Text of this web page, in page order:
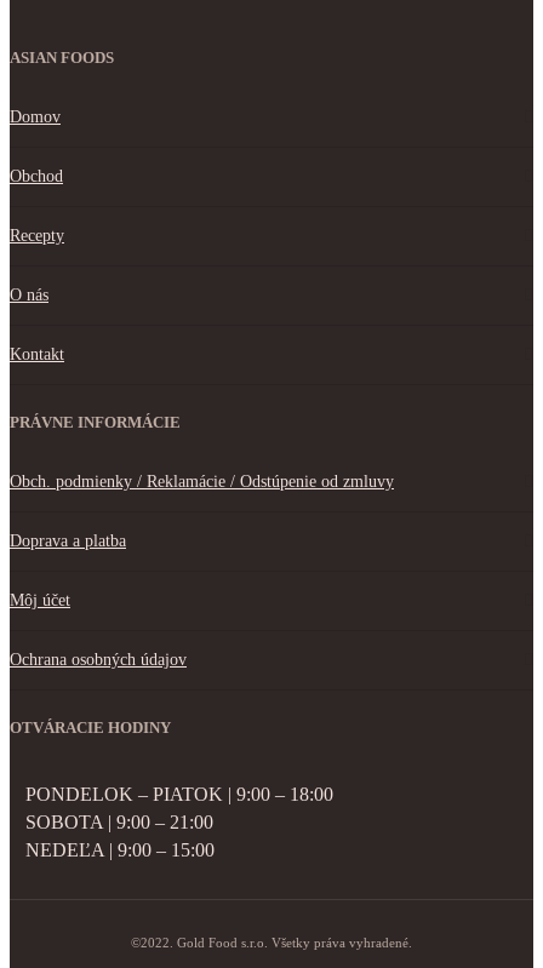
ASIAN FOODS
Domov
Obchod
Recepty
O nás
Kontakt
PRÁVNE INFORMÁCIE
Obch. podmienky / Reklamácie / Odstúpenie od zmluvy
Doprava a platba
Môj účet
Ochrana osobných údajov
OTVÁRACIE HODINY
PONDELOK – PIATOK | 9:00 – 18:00
SOBOTA | 9:00 – 21:00
NEDEĽA | 9:00 – 15:00
©2022. Gold Food s.r.o. Všetky práva vyhradené.